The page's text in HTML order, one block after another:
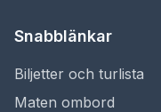
Snabblänkar
Biljetter och turlista
Maten ombord